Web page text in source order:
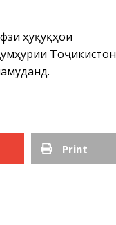
ҳуқуқҳои
Тоҷикистон
Print